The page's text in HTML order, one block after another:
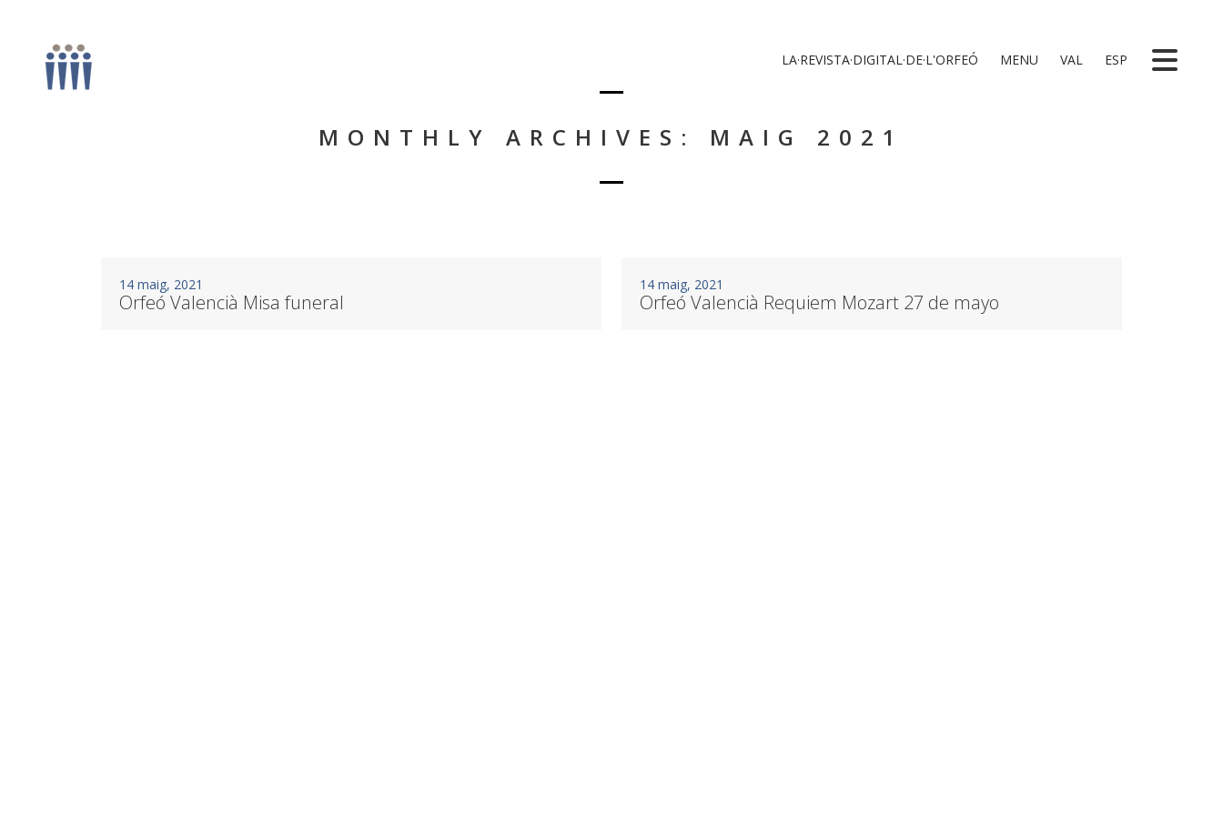
LA·REVISTA·DIGITAL·DE·L'ORFEÓ MENU VAL ESP
MONTHLY ARCHIVES: MAIG 2021
14 maig, 2021
Orfeó Valencià Misa funeral
14 maig, 2021
Orfeó Valencià Requiem Mozart 27 de mayo